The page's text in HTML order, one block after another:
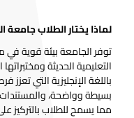
لماذا يختار الطلاب جامعة
توفر الجامعة بيئة قوية
التعليمية الحديثة
باللغة الإنجليزية التي
بسيطة وواضحة، والمستندات
مما يسمح للطلاب بالتركيز